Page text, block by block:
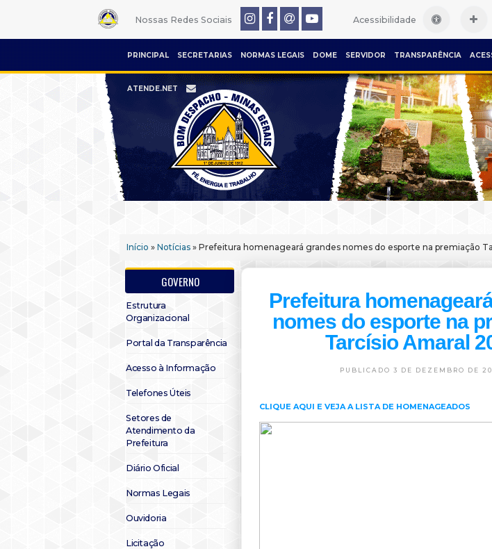
Nossas Redes Sociais Acessibilidade
PRINCIPAL SECRETARIAS NORMAS LEGAIS DOME SERVIDOR TRANSPARÊNCIA
ATENDE.NET
Início » Notícias » Prefeitura homenageará grandes nomes do esporte na premiação
GOVERNO
Estrutura
Organizacional
Portal da Transparência
Acesso à Informação
Telefones Úteis
Setores de
Atendimento da
Prefeitura
Diário Oficial
Normas Legais
Ouvidoria
Licitação
Prefeitura
nomes do esporte na
Tarcísio Amaral
PUBLICADO 3 DE DEZEMBRO DE
CLIQUE AQUI E VEJA A LISTA DE HOMENAGEADOS